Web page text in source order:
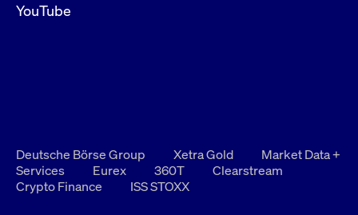
YouTube
Deutsche Börse Group Xetra Gold
Market Data +
Services
Eurex 360T
Clearstream
Crypto Finance
ISS STOXX